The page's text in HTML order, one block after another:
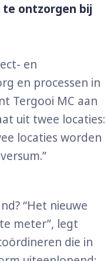
te ontzorgen bij
en
en processen in
Tergooi MC aan
uit twee locaties:
locaties worden
“Het nieuwe
meter”, legt
die in